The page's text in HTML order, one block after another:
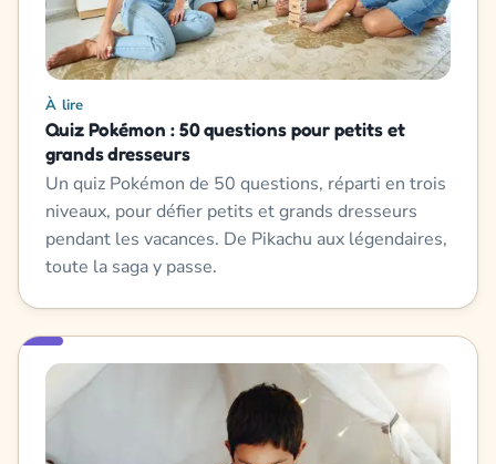
À lire
Quiz Pokémon : 50 questions pour petits et
grands dresseurs
Un quiz Pokémon de 50 questions, réparti en trois
niveaux, pour défier petits et grands dresseurs
pendant les vacances. De Pikachu aux légendaires,
toute la saga y passe.